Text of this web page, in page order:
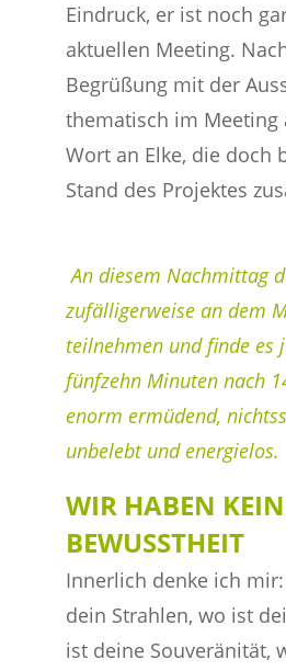
Eindruck, er ist noch
aktuellen Meeting.
Begrüßung mit der
thematisch im Meeting
Wort an Elke, die doch
Stand des Projektes
An diesem Nachmittag
zufälligerweise an dem
teilnehmen und finde es
fünfzehn Minuten nach
enorm ermüdend,
unbelebt und energielos.
WIR HABEN
BEWUSSTHEIT
Innerlich denke ich
dein Strahlen, wo ist
ist deine Souveränität,